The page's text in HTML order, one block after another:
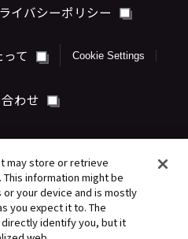
イバシーポリシー
て Cookie Settings
わせ
may store or retrieve
information might be
your device and is mostly
you expect it to. The
identify you, but it